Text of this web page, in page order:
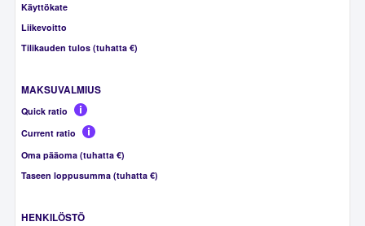
Käyttökate
Liikevoitto
Tilikauden tulos (tuhatta €)
MAKSUVALMIUS
Quick ratio
Current ratio
Oma pääoma (tuhatta €)
Taseen loppusumma (tuhatta €)
HENKILÖSTÖ